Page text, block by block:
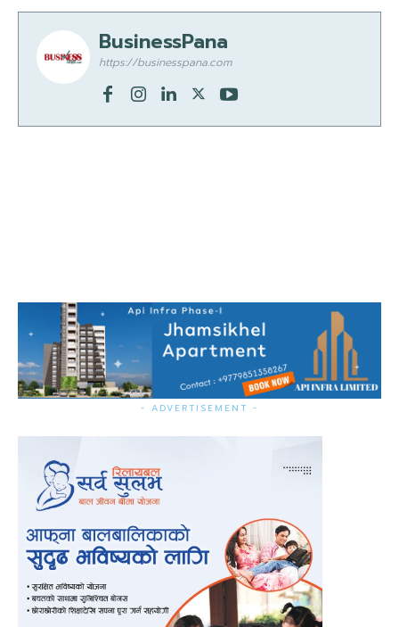
BusinessPana
https://businesspana.com
- ADVERTISEMENT -